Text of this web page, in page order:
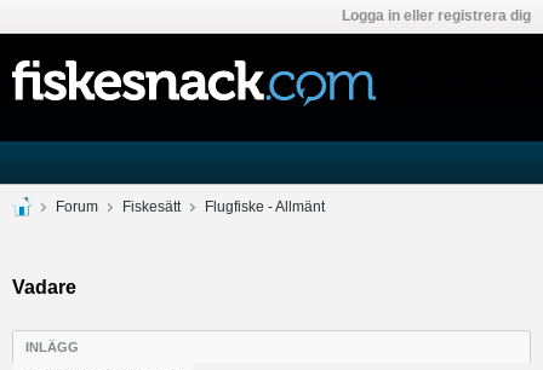
Logga in eller registrera dig
Forum Fiskesätt Flugfiske - Allmänt
Vadare
INLÄGG